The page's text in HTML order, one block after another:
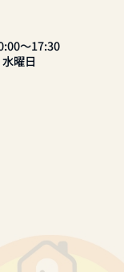
～17:30
曜日